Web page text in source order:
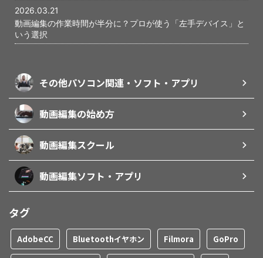
2026.03.21
動画編集の作業時間が半分に？プロが使う「左手デバイス」と
いう選択
その他パソコン関連・ソフト・アプリ
動画編集の始め方
動画編集スクール
動画編集ソフト・アプリ
タグ
AdobeCC Bluetoothイヤホン Filmora GoPro